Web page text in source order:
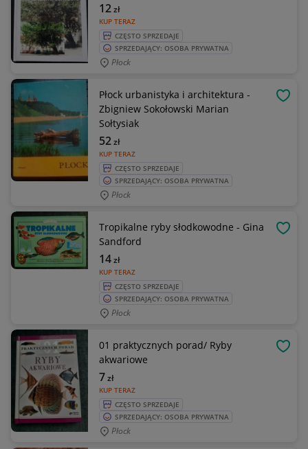
KUP TERAZ
12zł
CZĘSTO SPRZEDAJE
SPRZEDAJĄCY: OSOBA PRYWATNA
Płock
Płock urbanistyka i architektura -
Zbigniew Sokołowski Marian
Sołtysiak
KUP TERAZ
52zł
CZĘSTO SPRZEDAJE
SPRZEDAJĄCY: OSOBA PRYWATNA
Płock
Tropikalne ryby słodkowodne - Gina
Sandford
KUP TERAZ
14zł
CZĘSTO SPRZEDAJE
SPRZEDAJĄCY: OSOBA PRYWATNA
Płock
01 praktycznych porad/ Ryby
akwariowe
KUP TERAZ
7zł
CZĘSTO SPRZEDAJE
SPRZEDAJĄCY: OSOBA PRYWATNA
Płock